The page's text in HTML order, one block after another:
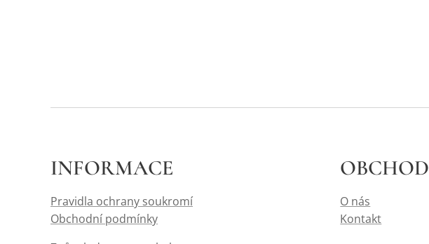
INFORMACE
Pravidla ochrany soukromí
Obchodní podmínky
OBCHOD
O nás
Kontakt